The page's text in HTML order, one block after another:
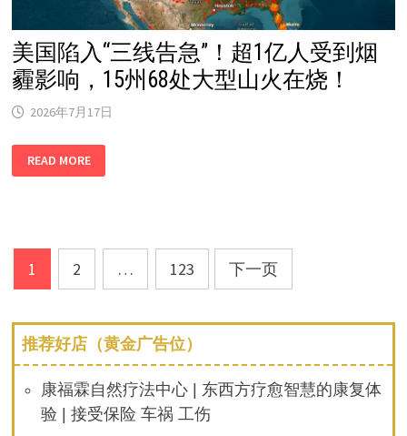
美国陷入“三线告急”！超1亿人受到烟
霾影响，15州68处大型山火在烧！
2026年7月17日
国
陷
1
亿
人
霾
影
响，
州
READ MORE
文
章
分
页
1 2 … 123 下一页
推荐好店（黄金广告位）
康福霖自然疗法中心 | 东西方疗愈智慧的康复体
验 | 接受保险 车祸 工伤